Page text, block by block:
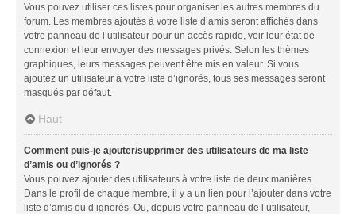
Vous pouvez utiliser ces listes pour organiser les autres membres du
forum. Les membres ajoutés à votre liste d’amis seront affichés dans
votre panneau de l’utilisateur pour un accès rapide, voir leur état de
connexion et leur envoyer des messages privés. Selon les thèmes
graphiques, leurs messages peuvent être mis en valeur. Si vous
ajoutez un utilisateur à votre liste d’ignorés, tous ses messages seront
masqués par défaut.
Haut
Comment puis-je ajouter/supprimer des utilisateurs de ma liste
d’amis ou d’ignorés ?
Vous pouvez ajouter des utilisateurs à votre liste de deux manières.
Dans le profil de chaque membre, il y a un lien pour l’ajouter dans votre
liste d’amis ou d’ignorés. Ou, depuis votre panneau de l’utilisateur,